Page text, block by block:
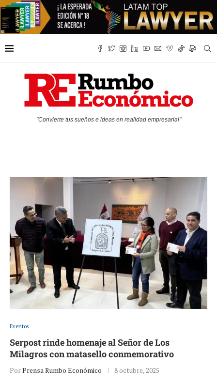
"Convierte tus sueños e ideas en realidad empresarial"
Eventos
Serpost rinde homenaje al Señor de Los
Milagros con matasello conmemorativo
PorPrensa Rumbo Económico 8 octubre, 2025